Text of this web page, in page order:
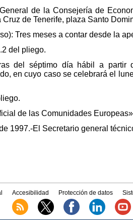
de la Consejería de
de Tenerife, plaza Santo
Tres meses a contar desde la
del pliego.
del séptimo día hábil a partir
en cuyo caso se celebrará el
de las Comunidades
1997.-El Secretario general
Accesibilidad Protección de datos